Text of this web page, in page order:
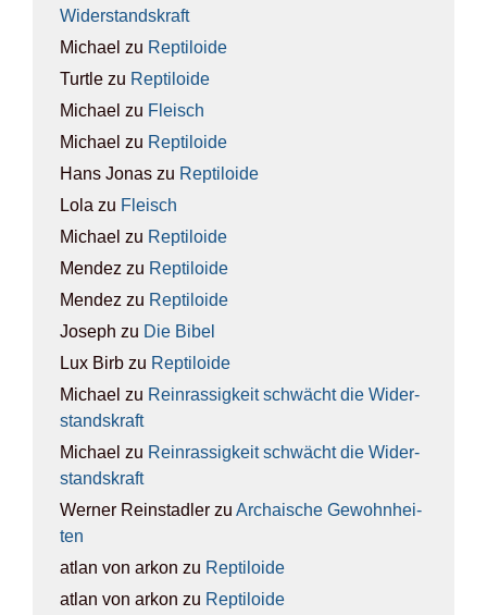
Wider­stands­kraft
Michael zu Rep­ti­lo­ide
Turtle zu Rep­ti­lo­ide
Michael zu Fleisch
Michael zu Rep­ti­lo­ide
Hans Jonas zu Rep­ti­lo­ide
Lola zu Fleisch
Michael zu Rep­ti­lo­ide
Mendez zu Rep­ti­lo­ide
Mendez zu Rep­ti­lo­ide
Joseph zu Die Bibel
Lux Birb zu Rep­ti­lo­ide
Michael zu Rein­ras­sig­keit schwächt die Wider­
stands­kraft
Michael zu Rein­ras­sig­keit schwächt die Wider­
stands­kraft
Werner Reinstadler zu Archai­sche Gewohn­hei­
ten
atlan von arkon zu Rep­ti­lo­ide
atlan von arkon zu Rep­ti­lo­ide